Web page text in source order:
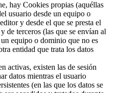
hay Cookies propias (aquéllas
usuario desde un equipo o
y desde el que se presta el
de terceros (las que se envían al
equipo o dominio que no es
entidad que trata los datos
activas, existen las de sesión
datos mientras el usuario
(en las que los datos se